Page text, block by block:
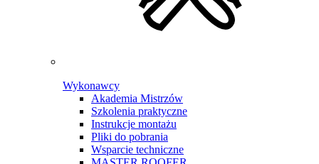
Wykonawcy
Akademia Mistrzów
Szkolenia praktyczne
Instrukcje montażu
Pliki do pobrania
Wsparcie techniczne